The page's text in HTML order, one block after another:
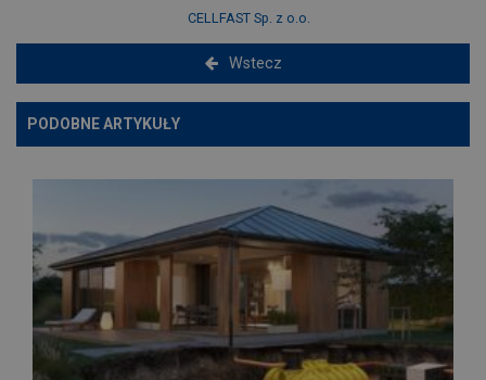
CELLFAST Sp. z o.o.
Wstecz
PODOBNE ARTYKUŁY